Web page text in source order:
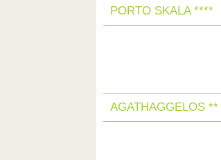
PORTO SKALA ****
AGATHAGGELOS **